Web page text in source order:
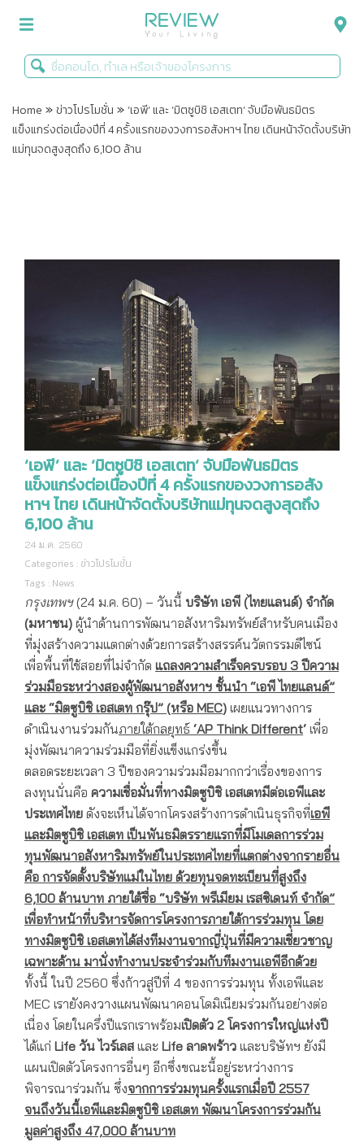
รีวิวคอนโด
รีวิวบ้าน
Home »ข่าวโปรโมชั่น »‘เอพี’ และ ‘มิตซูบิชิ เอสเตท’ จับมือพันธมิตร
แข็งแกร่งต่อเนื่องปีที่ 4 ครั้งแรกของวงการอสังหาฯ ไทย เดินหน้าจัดตั้งบริษัท
แม่ทุนจดสูงสุดถึง 6,100 ล้าน
‘เอพี’ และ ‘มิตซูบิชิ เอสเตท’ จับมือพันธมิตร
แข็งแกร่งต่อเนื่องปีที่ 4 ครั้งแรกของวงการอสัง
หาฯ ไทย เดินหน้าจัดตั้งบริษัทแม่ทุนจดสูงสุดถึง
6,100 ล้าน
24 ม.ค. 2560
Categories : ข่าวโปรโมชั่น
Tags : News
กรุงเทพฯ(24 ม.ค. 60) – วันนี้ บริษัท เอพี (ไทยแลนด์) จำกัด
(มหาชน) ผู้นำด้านการพัฒนาอสังหาริมทรัพย์สำหรับคนเมือง
ที่มุ่งสร้างความแตกต่างด้วยการสร้างสรรค์นวัตกรรมดีไซน์
เพื่อพื้นที่ใช้สอยที่ไม่จำกัด แถลงความสำเร็จครบรอบ 3 ปีความ
ร่วมมือระหว่างสองผู้พัฒนาอสังหาฯ ชั้นนำ “เอพี ไทยแลนด์”
และ “มิตซูบิชิ เอสเตท กรุ๊ป” (หรือ MEC) เผยแนวทางการ
ดำเนินงานร่วมกันภายใต้กลยุทธ์ ‘AP Think Different‘ เพื่อ
มุ่งพัฒนาความร่วมมือที่ยิ่งแข็งแกร่งขึ้น
ตลอดระยะเวลา 3 ปีของความร่วมมือมากกว่าเรื่องของการ
ลงทุนนั่นคือ ความเชื่อมั่นที่ทางมิตซูบิชิ เอสเตทมีต่อเอพีและ
ประเทศไทย ดังจะเห็นได้จากโครงสร้างการดำเนินธุรกิจที่เอพี
และมิตซูบิชิ เอสเตท เป็นพันธมิตรรายแรกที่มีโมเดลการร่วม
ทุนพัฒนาอสังหาริมทรัพย์ในประเทศไทยที่แตกต่างจากรายอื่น
คือ การจัดตั้งบริษัทแม่ในไทย ด้วยทุนจดทะเบียนที่สูงถึง
6,100 ล้านบาท ภายใต้ชื่อ “บริษัท พรีเมียม เรสซิเดนท์ จำกัด”
เพื่อทำหน้าที่บริหารจัดการโครงการภายใต้การร่วมทุน โดย
ทางมิตซูบิชิ เอสเตทได้ส่งทีมงานจากญี่ปุ่นที่มีความเชี่ยวชาญ
เฉพาะด้าน มานั่งทำงานประจำร่วมกับทีมงานเอพีอีกด้วย
ทั้งนี้ ในปี 2560 ซึ่งก้าวสู่ปีที่ 4 ของการร่วมทุน ทั้งเอพีและ
MEC เรายังคงวางแผนพัฒนาคอนโดมิเนียมร่วมกันอย่างต่อ
เนื่อง โดยในครึ่งปีแรกเราพร้อมเปิดตัว 2 โครงการใหญ่แห่งปี
ได้แก่ Life วัน ไวร์เลส และ Life ลาดพร้าว และบริษัทฯ ยังมี
แผนเปิดตัวโครงการอื่นๆ อีกซึ่งขณะนี้อยู่ระหว่างการ
พิจารณาร่วมกัน ซึ่งจากการร่วมทุนครั้งแรกเมื่อปี 2557
จนถึงวันนี้เอพีและมิตซูบิชิ เอสเตท พัฒนาโครงการร่วมกัน
มูลค่าสูงถึง 47,000 ล้านบาท